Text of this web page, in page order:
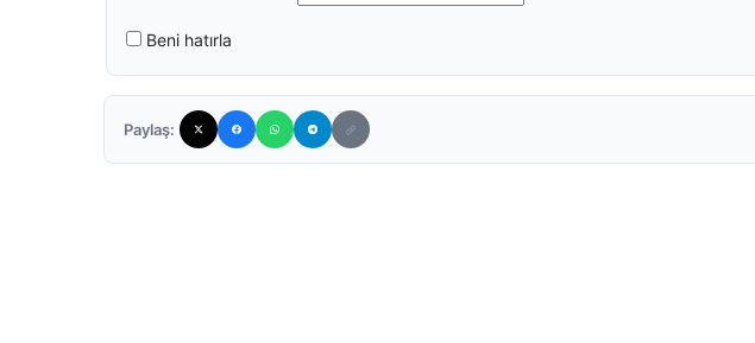
Beni hatırla
Paylaş: